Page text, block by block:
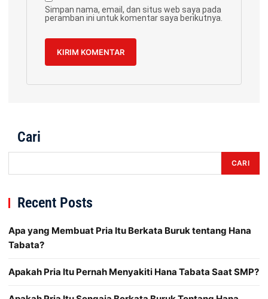
Simpan nama, email, dan situs web saya pada
peramban ini untuk komentar saya berikutnya.
Cari
CARI
Recent Posts
Apa yang Membuat Pria Itu Berkata Buruk tentang Hana
Tabata?
Apakah Pria Itu Pernah Menyakiti Hana Tabata Saat SMP?